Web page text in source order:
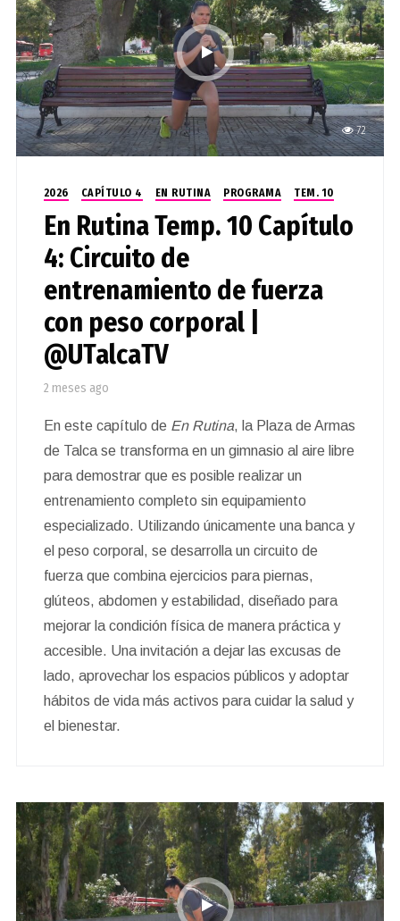
72
2026 CAPÍTULO 4 EN RUTINA PROGRAMA TEM. 10
En Rutina Temp. 10 Capítulo
4: Circuito de
entrenamiento de fuerza
con peso corporal |
@UTalcaTV
2 meses ago
En este capítulo de En Rutina, la Plaza de Armas
de Talca se transforma en un gimnasio al aire libre
para demostrar que es posible realizar un
entrenamiento completo sin equipamiento
especializado. Utilizando únicamente una banca y
el peso corporal, se desarrolla un circuito de
fuerza que combina ejercicios para piernas,
glúteos, abdomen y estabilidad, diseñado para
mejorar la condición física de manera práctica y
accesible. Una invitación a dejar las excusas de
lado, aprovechar los espacios públicos y adoptar
hábitos de vida más activos para cuidar la salud y
el bienestar.